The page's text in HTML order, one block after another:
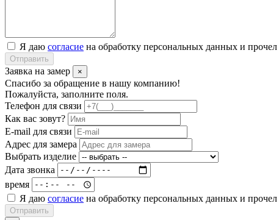
Я даю согласие на обработку персональных данных и прочел
Отправить
Заявка на замер ×
Спасибо за обращение в нашу компанию!
Пожалуйста, заполните поля.
Телефон для связи
Как вас зовут?
E-mail для связи
Адрес для замера
Выбрать изделие
Дата звонка
время
Я даю согласие на обработку персональных данных и прочел
Отправить